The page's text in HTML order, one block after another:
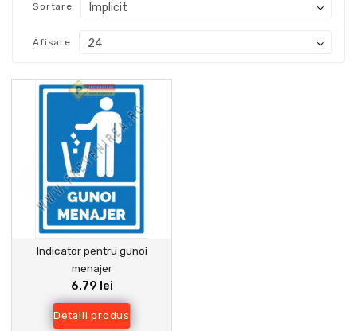
Sortare
Afisare
Indicator pentru gunoi
menajer
6.79 lei
Detalii produs